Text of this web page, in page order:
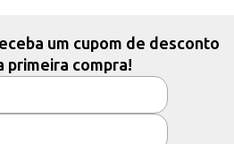
um cupom de desconto
primeira compra!